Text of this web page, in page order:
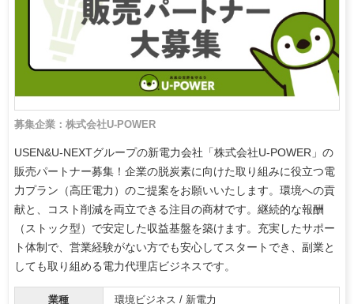
募集企業：株式会社U-POWER
USEN&U-NEXTグループの新電力会社「株式会社U-POWER」の
販売パートナー募集！企業の脱炭素に向けた取り組みに役立つ電
力プラン（高圧電力）のご提案をお願いいたします。環境への貢
献と、コスト削減を両立できる注目の商材です。継続的な報酬
（ストック型）で安定した収益基盤を築けます。充実したサポー
ト体制で、営業経験がない方でも安心してスタートでき、副業と
しても取り組める電力代理店ビジネスです。
業種 環境ビジネス / 新電力